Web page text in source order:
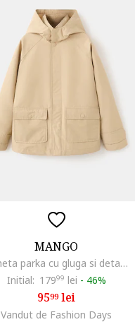
MANGO
Jacheta parka cu gluga si detaliu cu buzunar, Bej
Initial: 17999 lei - 46%
9599lei
Vandut de Fashion Days